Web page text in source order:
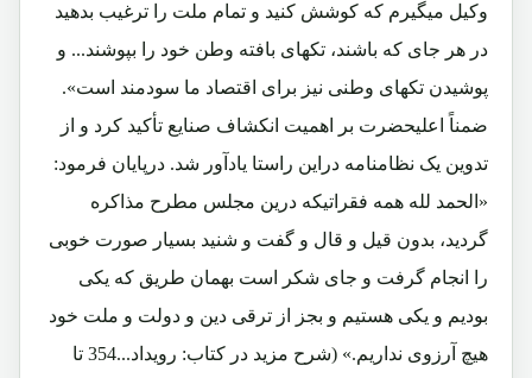
وکیل میگیرم که کوشش کنید و تمام ملت را ترغیب بدهید
در هر جای که باشند، تکهای بافته وطن خود را بپوشند... و
پوشیدن تکهای وطنی نیز برای اقتصاد ما سودمند است».
ضمناً اعلیحضرت بر اهمیت انکشاف صنایع تأکید کرد و از
تدوین یک نظامنامه دراین راستا یادآور شد. درپایان فرمود:
«الحمد لله همه فقراتیکه درین مجلس مطرح مذاکره
گردید، بدون قیل و قال و گفت و شنید بسیار صورت خوبی
را انجام گرفت و جای شکر است بهمان طریق که یکی
بودیم و یکی هستیم و بجز از ترقی دین و دولت و ملت خود
هیچ آرزوی نداریم.» (شرح مزید در کتاب: رویداد...354 تا